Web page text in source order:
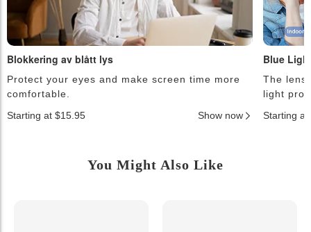
Blokkering av blått lys
Protect your eyes and make screen time more
comfortable.
Starting at $15.95
Show now
Blue
The
light
Starting at
You Might Also Like